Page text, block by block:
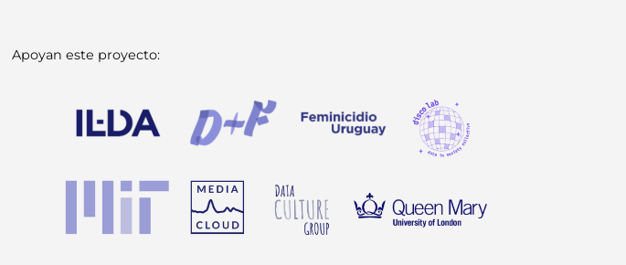
Apoyan este proyecto: